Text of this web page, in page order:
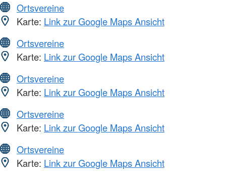
Ortsvereine
Karte: Link zur Google Maps Ansicht
Ortsvereine
Karte: Link zur Google Maps Ansicht
Ortsvereine
Karte: Link zur Google Maps Ansicht
Ortsvereine
Karte: Link zur Google Maps Ansicht
Ortsvereine
Karte: Link zur Google Maps Ansicht